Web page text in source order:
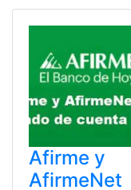
Afirme y
AfirmeNet